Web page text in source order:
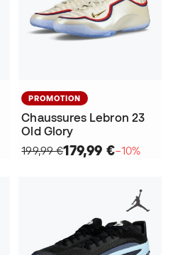
PROMOTION
Chaussures Lebron 23
Old Glory
199,99 €179,99 €−10%